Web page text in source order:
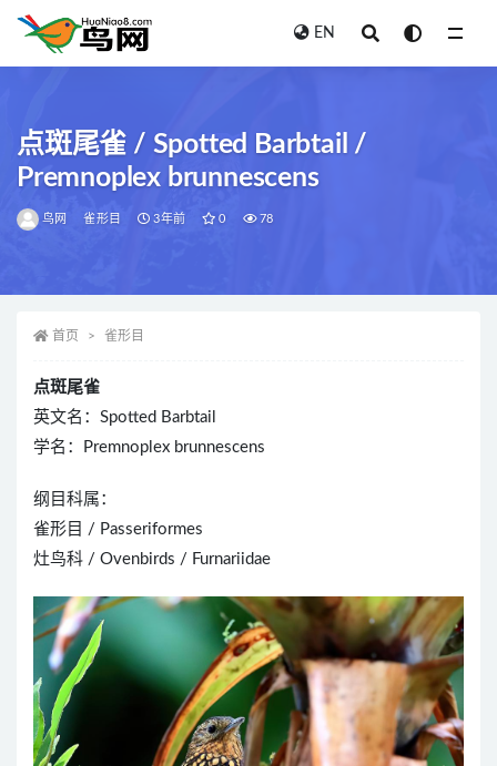
EN
点斑尾雀 / Spotted Barbtail /
Premnoplex brunnescens
鸟网 雀形目 3年前 0 78
首页 雀形目
点斑尾雀
英文名：Spotted Barbtail
学名：Premnoplex brunnescens
纲目科属：
雀形目 / Passeriformes
灶鸟科 / Ovenbirds / Furnariidae